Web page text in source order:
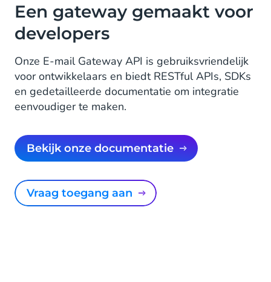
Een gateway gemaakt voor
developers
Onze E-mail Gateway API is gebruiksvriendelijk
voor ontwikkelaars en biedt RESTful APIs, SDKs
en gedetailleerde documentatie om integratie
eenvoudiger te maken.
Bekijk onze documentatie
Vraag toegang aan